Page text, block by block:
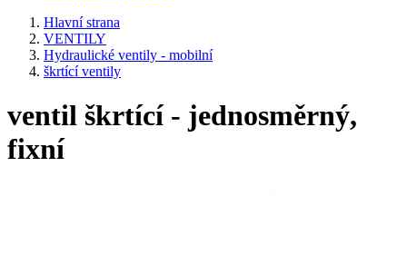
Hlavní strana
VENTILY
Hydraulické ventily - mobilní
škrtící ventily
ventil škrtící - jednosměrný,
fixní